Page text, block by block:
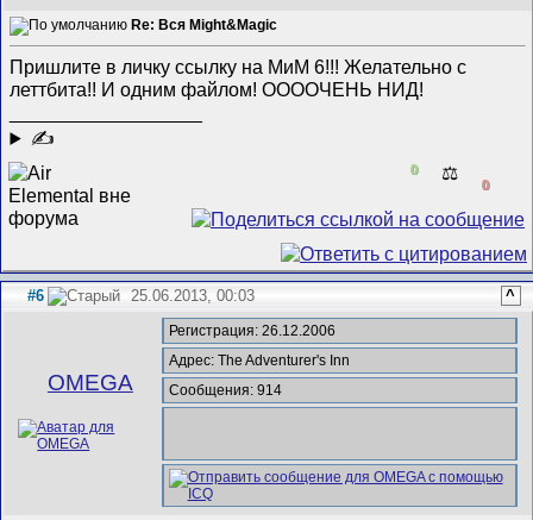
Re: Вся Might&Magic
Пришлите в личку ссылку на МиМ 6!!! Желательно с
леттбита!! И одним файлом! ООООЧЕНЬ НИД!
✍
0 ⚖️
0
#6 25.06.2013, 00:03 ^
ОMEGA
Регистрация: 26.12.2006
Адрес: The Adventurer's Inn
Сообщения: 914